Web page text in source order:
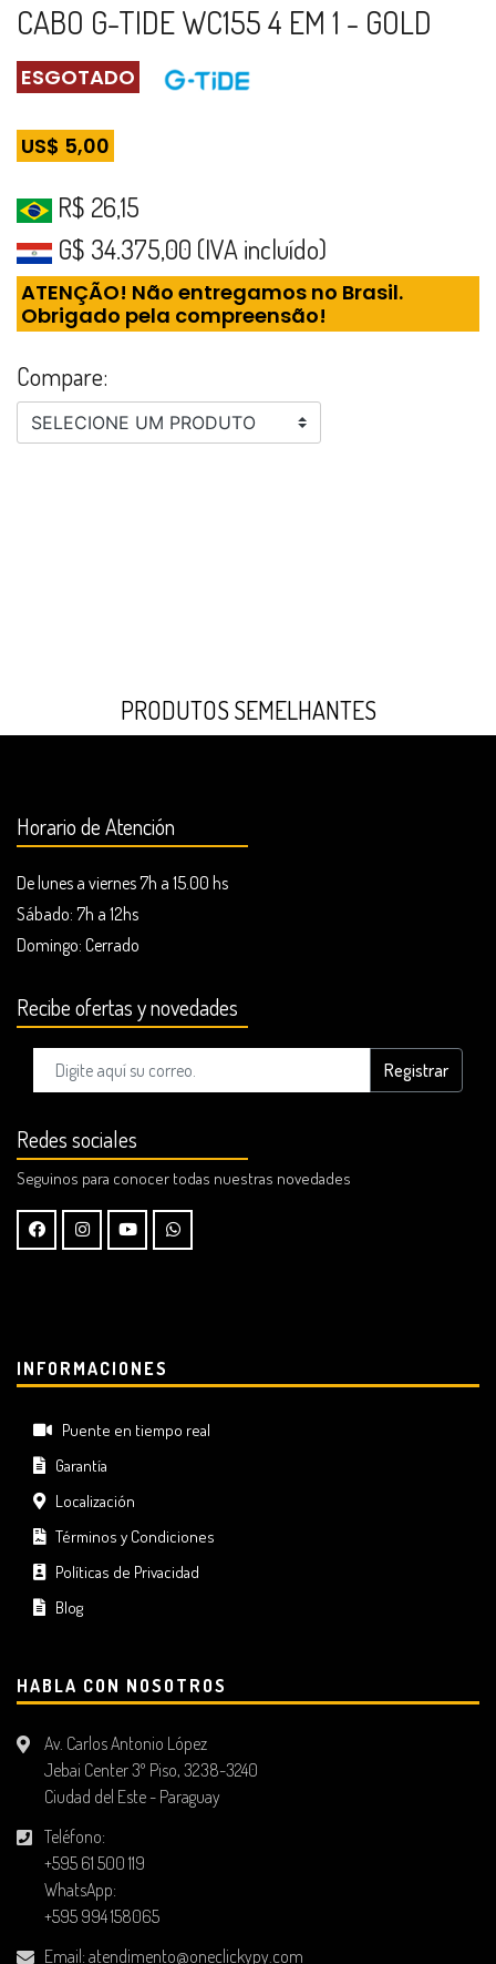
CABO G-TIDE WC155 4 EM 1 - GOLD
ESGOTADO
US$ 5,00
R$ 26,15
G$ 34.375,00 (IVA incluído)
ATENÇÃO! Não entregamos no Brasil.
Obrigado pela compreensão!
Compare:
SELECIONE UM PRODUTO
PRODUTOS SEMELHANTES
Horario de Atención
De lunes a viernes 7h a 15.00 hs
Sábado: 7h a 12hs
Domingo: Cerrado
Recibe ofertas y novedades
Registrar
Redes sociales
Seguinos para conocer todas nuestras novedades
INFORMACIONES
Puente en tiempo real
Garantía
Localización
Términos y Condiciones
Políticas de Privacidad
Blog
HABLA CON NOSOTROS
Av. Carlos Antonio López
Jebai Center 3º Piso, 3238-3240
Ciudad del Este - Paraguay
Teléfono:
+595 61 500 119
WhatsApp:
+595 994 158065
Email: atendimento@oneclickypy.com